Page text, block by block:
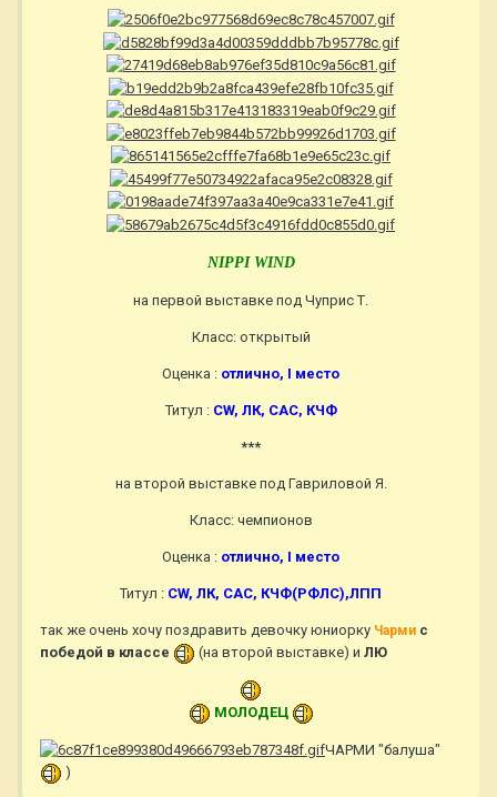
NIPPI WIND
на первой выставке под Чуприс Т.
Класс: открытый
Оценка : отлично, I место
Титул : СW, ЛК, САС, КЧФ
***
на второй выставке под Гавриловой Я.
Класс: чемпионов
Оценка : отлично, I место
Титул : СW, ЛК, САС, КЧФ(РФЛС),ЛПП
так же очень хочу поздравить девочку юниорку Чарми с
победой в классе
(на второй выставке) и ЛЮ
МОЛОДЕЦ
ЧАРМИ "балуша"
)